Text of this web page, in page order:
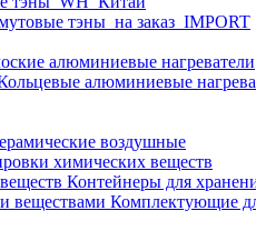
тэны_на заказ_IMPORT
алюминиевые нагреватели
алюминиевые
воздушные
химических веществ
Контейнеры для
Комплектующие